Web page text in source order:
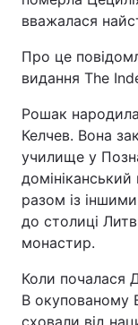
Київ
Одеса
Спорт
Техно і зв'язок
Зброя
Здоров'я
вважалася
Про це
видання The
Рошак
Келчев. Вона
училище у
разом із
до столиці
монастир.
Коли почалася
В окупованому
сховали від